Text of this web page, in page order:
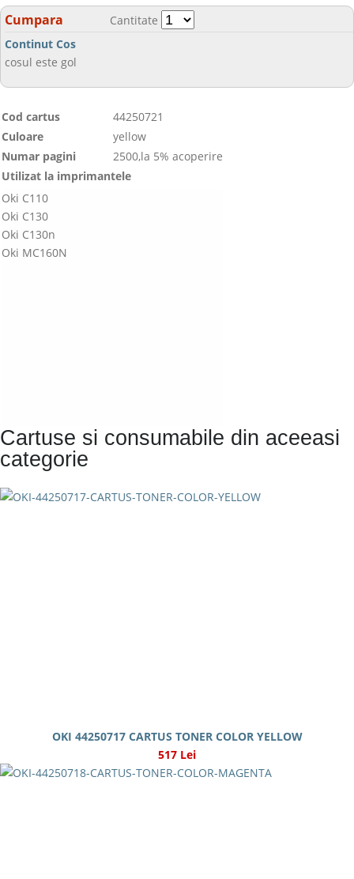
Cumpara
Cantitate
Continut Cos
cosul este gol
Cod cartus
44250721
Culoare
yellow
Numar pagini
2500,la 5% acoperire
Utilizat la imprimantele
Oki C110
Oki C130
Oki C130n
Oki MC160N
Cartuse si consumabile din aceeasi
categorie
OKI 44250717 CARTUS TONER COLOR YELLOW
517 Lei